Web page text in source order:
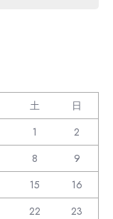
土
日
1
2
8
9
15
16
22
23